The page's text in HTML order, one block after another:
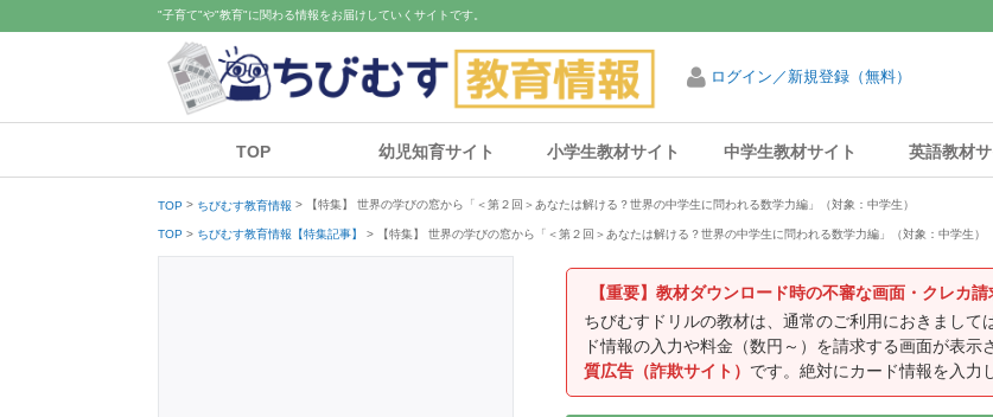
"子育て"や"教育"に関わる情報をお届けしていくサイトです。
ログイン／新規登録（無料）
TOP 幼児知育サイト 小学生教材サイト 中学生教材サイト 英語教材サ
TOP ちびむす教育情報 【特集】 世界の学びの窓から「＜第２回＞あなたは解ける？世界の中学生に問われる数学力編」（対象：中学生）
TOP ちびむす教育情報【特集記事】 【特集】 世界の学びの窓から「＜第２回＞あなたは解ける？世界の中学生に問われる数学力編」（対象：中学生）
【重要】教材ダウンロード時の不審な画面・クレカ
ちびむすドリルの教材は、通常のご利用におきまして
ド情報の入力や料金（数円～）を請求する画面が表示
質広告（詐欺サイト） です。絶対にカード情報を入力